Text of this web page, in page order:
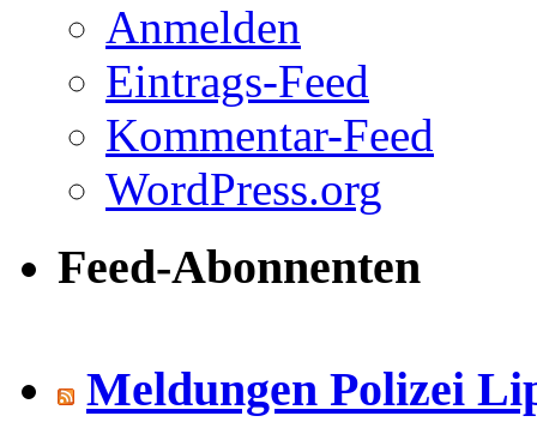
Anmelden
Eintrags-Feed
Kommentar-Feed
WordPress.org
Feed-Abonnenten
Meldungen Polizei